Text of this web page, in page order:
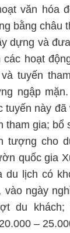
văn hóa
bằng châu
dựng và
các hoạt
tuyến
ngập
tuyến này
tham gia; bổ
tượng cho
quốc gia
du lịch có
vào ngày
du khách;
–